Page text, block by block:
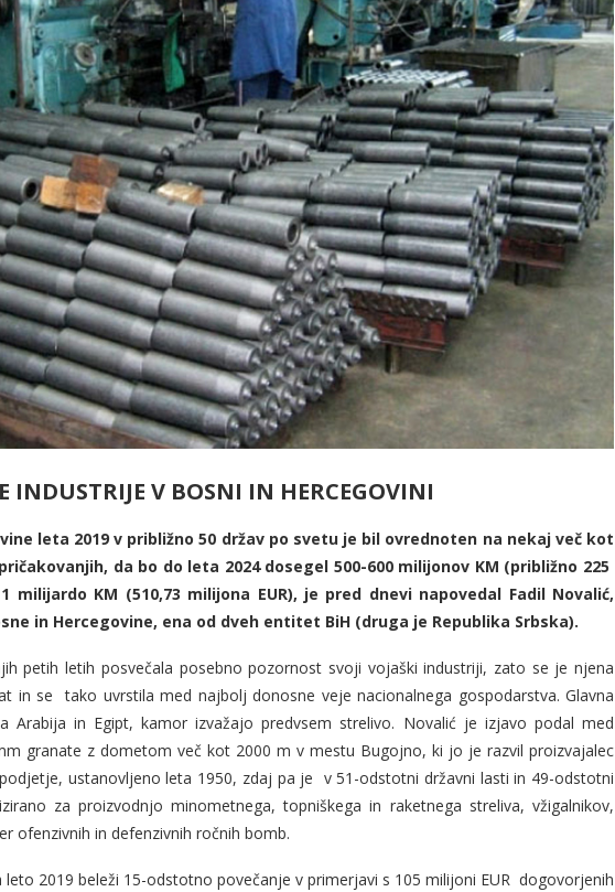
INDUSTRIJE V BOSNI IN HERCEGOVINI
leta 2019 v približno 50 držav po svetu je bil ovrednoten na nekaj več kot
da bo do leta 2024 dosegel 500-600 milijonov KM (približno 225
milijardo KM (510,73 milijona EUR), je pred dnevi napovedal Fadil Novalić,
in Hercegovine, ena od dveh entitet BiH (druga je Republika Srbska).
petih letih posvečala posebno pozornost svoji vojaški industriji, zato se je njena
in se tako uvrstila med najbolj donosne veje nacionalnega gospodarstva. Glavna
Arabija in Egipt, kamor izvažajo predvsem strelivo. Novalić je izjavo podal med
granate z dometom več kot 2000 m v mestu Bugojno, ki jo je razvil proizvajalec
ustanovljeno leta 1950, zdaj pa je v 51-odstotni državni lasti in 49-odstotni
za proizvodnjo minometnega, topniškega in raketnega streliva, vžigalnikov,
ofenzivnih in defenzivnih ročnih bomb.
2019 beleži 15-odstotno povečanje v primerjavi s 105 milijoni EUR dogovorjenih